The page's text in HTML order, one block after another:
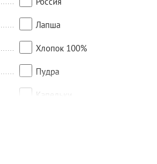
Лапша
Хлопок 100%
Пудра
Капельки